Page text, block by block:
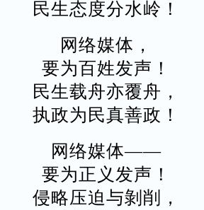
民生态度分水岭！
网络媒体，
要为百姓发声！
民生载舟亦覆舟，
执政为民真善政！
网络媒体——
要为正义发声！
侵略压迫与剝削，